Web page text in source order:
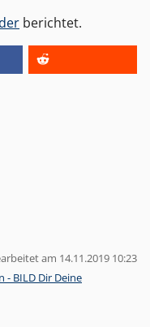
berichtet.
am 14.11.2019 10:23
- BILD Dir Deine